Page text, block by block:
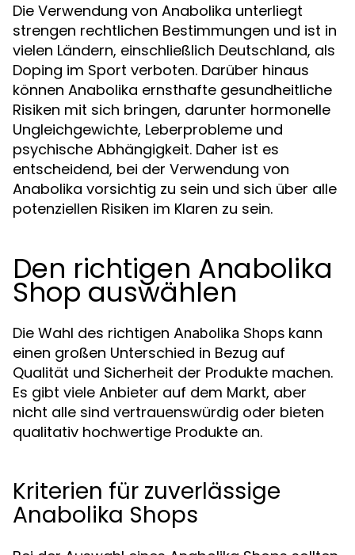
Die Verwendung von Anabolika unterliegt
strengen rechtlichen Bestimmungen und ist in
vielen Ländern, einschließlich Deutschland, als
Doping im Sport verboten. Darüber hinaus
können Anabolika ernsthafte gesundheitliche
Risiken mit sich bringen, darunter hormonelle
Ungleichgewichte, Leberprobleme und
psychische Abhängigkeit. Daher ist es
entscheidend, bei der Verwendung von
Anabolika vorsichtig zu sein und sich über alle
potenziellen Risiken im Klaren zu sein.
Den richtigen Anabolika
Shop auswählen
Die Wahl des richtigen Anabolika Shops kann
einen großen Unterschied in Bezug auf
Qualität und Sicherheit der Produkte machen.
Es gibt viele Anbieter auf dem Markt, aber
nicht alle sind vertrauenswürdig oder bieten
qualitativ hochwertige Produkte an.
Kriterien für zuverlässige
Anabolika Shops